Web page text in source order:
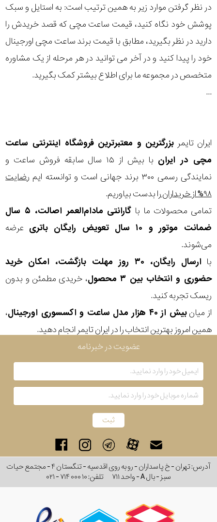
در نظر گرفتن موارد زیر به همین ترتیب است: به استایل و سبک
پوشش خود نگاه کنید، قیمت ساعت مچی که قصد خریدش را
دارید در نظر بگیرید، مطابق با قیمت برند ساعت مچی اورجینال
خود را پیدا کنید و در آخر می توانید در هر مرحله از یک مشاوره
متخصص در مجموعه ما برای اطلاع بیشتر کمک بگیرید.
...
ایران تایمر بزرگترین و معتبرترین فروشگاه اینترنتی ساعت
مچی در ایران
با بیش از ۱۵ سال سابقه فروش ساعت و
نمایندگی رسمی ۳۰۰ برند جهانی است و توانسته ایم
رضایت
۹۸% از خریداران
را بدست بیاوریم.
تمامی محصولات ما با
گارانتی مادام‌العمر اصالت، ۵ سال
ضمانت موتور و ۱۰ سال تعویض رایگان باتری
عرضه
می‌شوند.
با
ارسال رایگان، ۳۰ روز مهلت بازگشت، امکان خرید
حضوری و انتخاب بین ۳ محصول
، خریدی مطمئن و بدون
ریسک تجربه کنید.
از میانبیش از ۴۰ هزار مدل ساعت و اکسسوری اورجینال
،
همین امروز بهترین انتخاب را در ایران تایمر انجام دهید.
دنیش
دیزاین
نمایش
نمایش
بیشتر...
محدوده
عرض
قاب
طرح
صفحه
مقاوم
در
شکل
قاب
ویژگی
موتور
رنگ
عضویت در خبرنامه
آدرس: تهران - خ پاسداران - رو به روی اقدسیه - تنگستان ۴ - مجتمع حیات
سبز - بال A - واحد ۷۱۱
تلفن:۰۲۱ - ۷۱۴ ۰۰۰ ۱۰